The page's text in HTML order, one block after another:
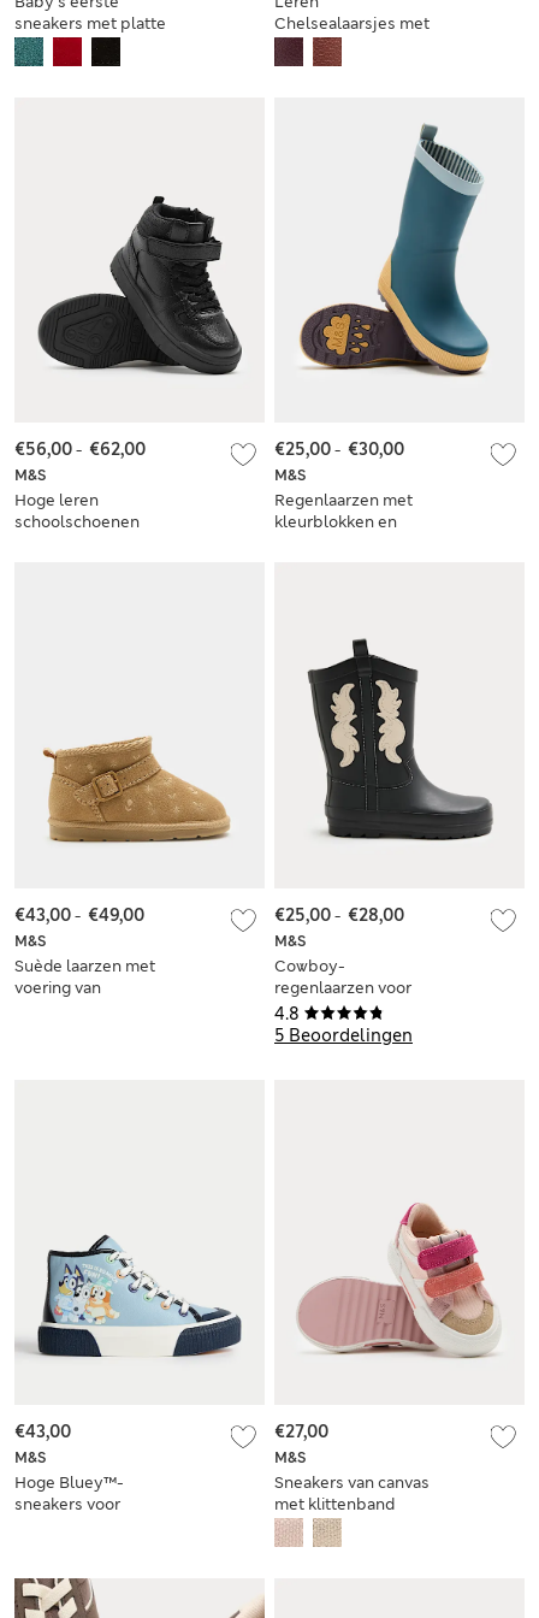
sneakers met platte
zool (maat 19,5-20,5)
Chelsealaarsjes met
brede neus en hart
(maat 17-21,5)
M&S
Hoge leren
schoolschoenen
€56,00- €62,00
M&S
Regenlaarzen met
kleurblokken en
€25,00- €30,00
M&S
Suède laarzen met
voering van
€43,00- €49,00
4.8
5 Beoordelingen
M&S
Cowboy-
regenlaarzen voor
kinderen (maat 20,5-
34,5)
€25,00- €28,00
M&S
Hoge Bluey™-
sneakers voor
€43,00
M&S
Sneakers van canvas
met klittenband
voor baby's (maat
19,5-20,5)
€27,00